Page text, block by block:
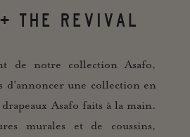
THE REVIVAL
de notre collection Asafo,
d'annoncer une collection en
Asafo faits à la main.
murales et de coussins,